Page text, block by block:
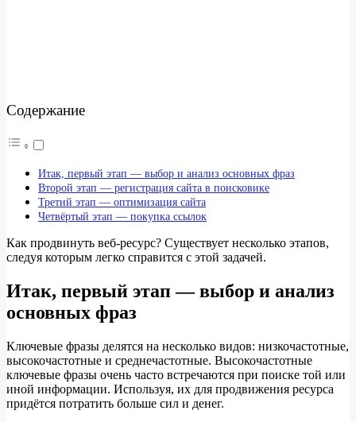
Содержание
Итак, первый этап — выбор и анализ основных фраз
Второй этап — регистрация сайта в поисковике
Третий этап — оптимизация сайта
Четвёртый этап — покупка ссылок
Как продвинуть веб-ресурс? Существует несколько этапов,
следуя которым легко справится с этой задачей.
Итак, первый этап — выбор и анализ
основных фраз
Ключевые фразы делятся на несколько видов: низкочастотные,
высокочастотные и среднечастотные. Высокочастотные
ключевые фразы очень часто встречаются при поиске той или
иной информации. Используя, их для продвижения ресурса
придётся потратить больше сил и денег.